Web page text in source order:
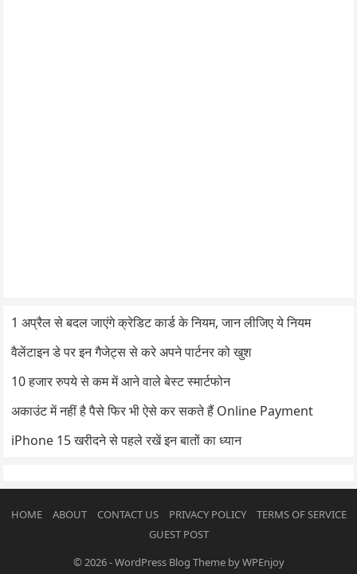
1 अप्रैल से बदल जाएंगे क्रेडिट कार्ड के नियम, जान लीजिए ये नियम
वैलेंटाइन डे पर इन गैजेट्स से करे अपने पार्टनर को खुश
10 हजार रुपये से कम में आने वाले बेस्ट स्मार्टफोन
अकाउंट में नहीं है पैसे फिर भी ऐसे कर सकते हैं Online Payment
iPhone 15 खरीदने से पहले रखें इन बातों का ध्यान
HOME ABOUT CONTACT US PRIVACY POLICY
TERMS OF SERVICE
GUEST POST
© 2026-WordPress Blog ThemebyWPEnjoy